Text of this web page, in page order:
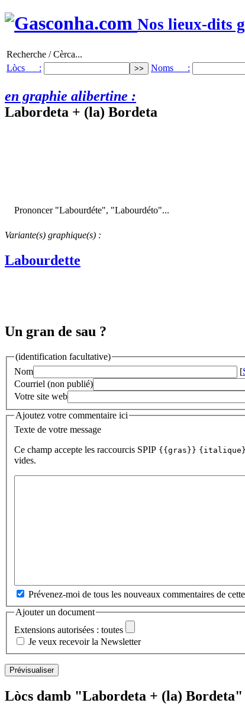
Nos lieux-dits
Recherche / Cèrca...
Lòcs :
Noms :
en graphie alibertine :
Labordeta + (la) Bordeta
Prononcer "Labourdéte", "Labourdéto"...
Variante(s) graphique(s) :
Labourdette
Un gran de sau ?
(identification facultative)
Nom
[
Courriel (non publié)
Votre site web
Ajoutez votre commentaire ici
Texte de votre message
Ce champ accepte les raccourcis SPIP {{gras}} {italique}
vides.
Prévenez-moi de tous les nouveaux commentaires de
Ajouter un document
Extensions autorisées : toutes
Je veux recevoir la Newsletter
Lòcs damb "Labordeta + (la) Bordeta"